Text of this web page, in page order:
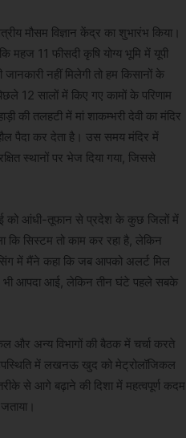
मौसम विज्ञान केंद्र का शुभारंभ किया।
महज 11 फीसदी कृषि योग्य भूमि में यूपी
नहीं मिलेगी तो हम किसानों के
12 सालों में किए गए कामों के परिणाम
की तलहटी में मां शाकम्भरी देवी का मंदिर
पैदा कर देता है। उस समय मंदिर में
स्थानों पर भेज दिया गया, जिससे
को आंधी-तूफान से प्रदेश के कुछ जिलों में
कि सिस्टम तो काम कर रहा है, लेकिन
में मैंने कहा कि जब आपको अलर्ट मिल
भी आपदा आई, लेकिन तीन घंटे पहले सबके
और अन्य विभागों की बैठक में चर्चा करते
में लखनऊ खुद को मेट्रोलॉजिकल
से आगे बढ़ाने की दिशा में महत्वपूर्ण कदम